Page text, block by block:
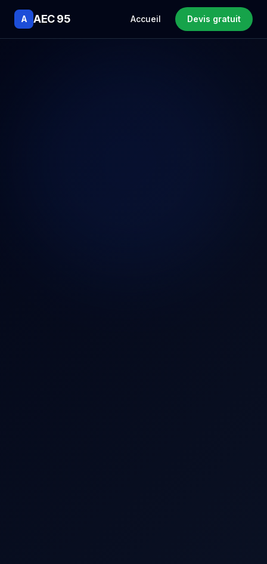
A AEC 95 Accueil Devis gratuit